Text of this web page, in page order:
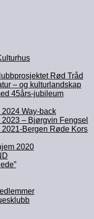
Rød Tråd
– og kulturlandskap
45års-jubileum
Way-back
– Bjørgvin Fengsel
Bergen Røde Kors
2020